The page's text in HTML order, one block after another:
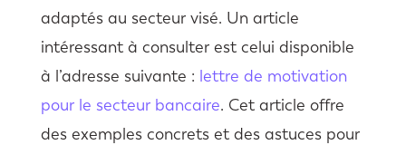
adaptés au secteur visé. Un article
intéressant à consulter est celui disponible
à l’adresse suivante : lettre de motivation
pour le secteur bancaire. Cet article offre
des exemples concrets et des astuces pour